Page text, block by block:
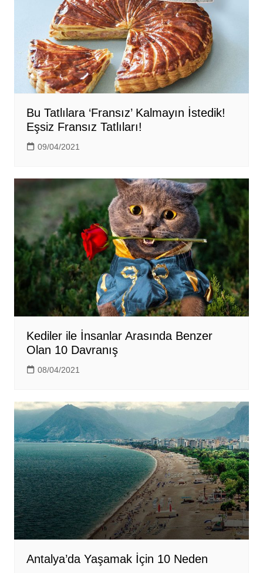
Bu Tatlılara ‘Fransız’ Kalmayın İstedik!
Eşsiz Fransız Tatlıları!
09/04/2021
Kediler ile İnsanlar Arasında Benzer
Olan 10 Davranış
08/04/2021
Antalya’da Yaşamak İçin 10 Neden